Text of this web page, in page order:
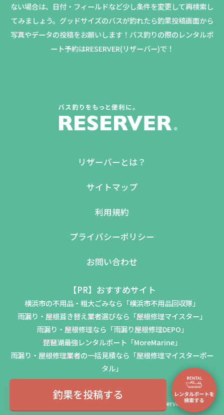
釣果を投稿する
ない場合は、日付・フィールドなど少し条件を変更して再検索し
てみましょう。 グッドサイズのバスが釣れたら釣果投稿画面から
写真やデータの投稿をお願いします！バス釣りの際のレンタルボ
ート予約はRESERVER(リザーバー)で！
リザーバーとは？
サイトマップ
利用規約
プライバシーポリシー
お問い合わせ
【PR】おすすめサイト
横浜市の不用品・粗大ごみなら「横浜市不用品回収隊」
雨漏り・屋根葺き替え業者選びなら「屋根修理マイスター」
雨漏り・屋根修理なら「雨漏り屋根修理DEPO」
琵琶湖最強レンタルボート「MoreMarine」
雨漏り・屋根修理業者の一括見積なら「屋根修理マイスターポー
タル」
© 2023-2026 CHOTENSHA Inc. All Rights Reserved.